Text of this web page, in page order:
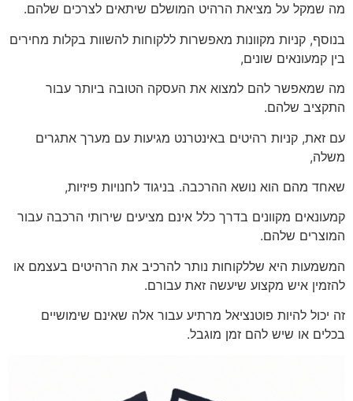
מה שמקל על מציאת הרהיט המושלם שיתאים לצרכים שלהם.
בנוסף, קניות מקוונות מאפשרות ללקוחות להשוות בקלות מחירים
בין קמעונאים שונים,
מה שמאפשר להם למצוא את העסקה הטובה ביותר עבור
התקציב שלהם.
עם זאת, קניות רהיטים באינטרנט מגיעות עם מערך אתגרים
משלה,
שאחד מהם הוא נושא ההרכבה. בניגוד לחנויות פיזיות,
קמעונאים מקוונים בדרך כלל אינם מציעים שירותי הרכבה עבור
המוצרים שלהם.
המשמעות היא שללקוחות נותר להרכיב את הרהיטים בעצמם או
להזמין איש מקצוע שיעשה זאת עבורם.
זה יכול להיות פוטנציאל מרתיע עבור אלה שאינם שימושיים
בכלים או שיש להם זמן מוגבל.